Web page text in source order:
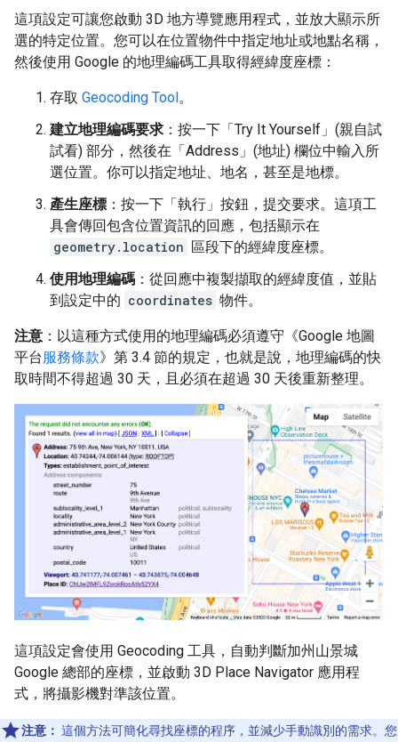
這項設定可讓您啟動 3D 地方導覽應用程式，並放大顯示所
選的特定位置。您可以在位置物件中指定地址或地點名稱，
然後使用 Google 的地理編碼工具取得經緯度座標：
存取 Geocoding Tool。
建立地理編碼要求 ：按一下「Try It Yourself」(親自試
試看) 部分，然後在「Address」(地址) 欄位中輸入所
選位置。你可以指定地址、地名，甚至是地標。
產生座標 ：按一下「執行」按鈕，提交要求。這項工
具會傳回包含位置資訊的回應，包括顯示在
geometry.location 區段下的經緯度座標。
使用地理編碼 ：從回應中複製擷取的經緯度值，並貼
到設定中的 coordinates 物件。
注意 ：以這種方式使用的地理編碼必須遵守《Google 地圖
平台服務條款》第 3.4 節的規定，也就是說，地理編碼的快
取時間不得超過 30 天，且必須在超過 30 天後重新整理。
這項設定會使用 Geocoding 工具，自動判斷加州山景城
Google 總部的座標，並啟動 3D Place Navigator 應用程
式，將攝影機對準該位置。
注意： 這個方法可簡化尋找座標的程序，並減少手動識別的需求。您